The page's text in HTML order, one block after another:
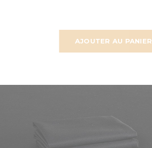
AJOUTER AU PANIER